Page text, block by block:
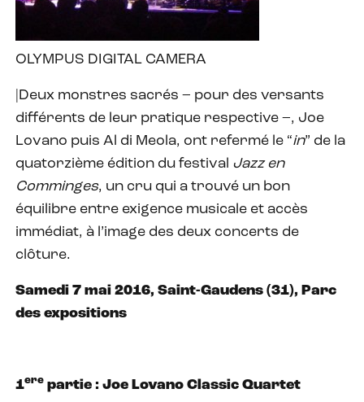
OLYMPUS DIGITAL CAMERA
|Deux monstres sacrés – pour des versants
différents de leur pratique respective –, Joe
Lovano puis Al di Meola, ont refermé le “in” de la
quatorzième édition du festival Jazz en
Comminges, un cru qui a trouvé un bon
équilibre entre exigence musicale et accès
immédiat, à l’image des deux concerts de
clôture.
Samedi 7 mai 2016, Saint-Gaudens (31), Parc
des expositions
1ere partie : Joe Lovano Classic Quartet